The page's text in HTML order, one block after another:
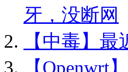
牙，没断网
【中毒】
【Openwrt